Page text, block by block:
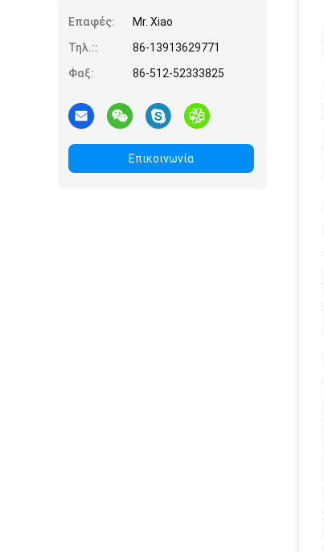
Επαφές:
Mr. Xiao
Τηλ.::
86-13913629771
Φαξ:
86-512-52333825
Επικοινωνία